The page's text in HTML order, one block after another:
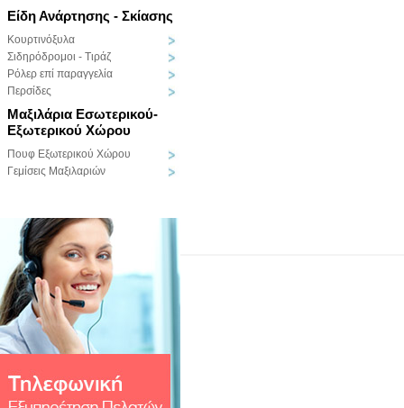
Είδη Ανάρτησης - Σκίασης
Κουρτινόξυλα
Σιδηρόδρομοι - Τιράζ
Ρόλερ επί παραγγελία
Περσίδες
Μαξιλάρια Εσωτερικού-
Εξωτερικού Χώρου
Πουφ Εξωτερικού Χώρου
Γεμίσεις Μαξιλαριών